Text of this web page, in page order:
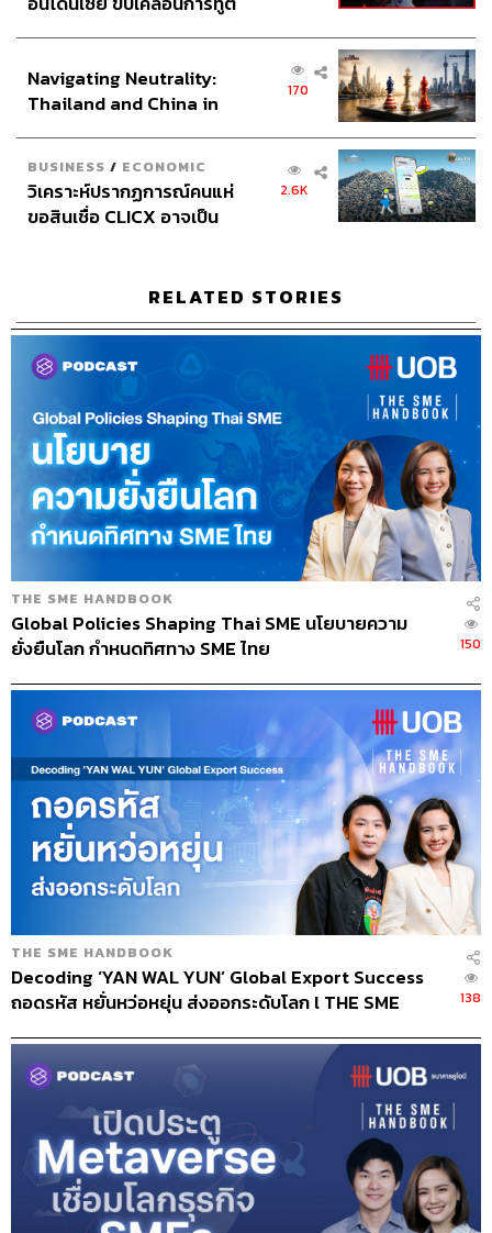
ช่วยให้จัดสต๊อกได้ดีขึ้น ลดของเหลือ ลดต้นทุน และลดเงินที่
ต้องจมไว้ในของที่ขายไม่ออก
นอกจากนั้น การปรับรูปแบบวัตถุดิบ เช่น การซื้อของที่ตัดแต่ง
มาแล้ว หรือชั่งตวงวัตถุดิบสำหรับใช้ต่อจานไว้เลย ก็จะช่วย
ให้บริหารต้นทุนการผลิตได้แม่นยำขึ้น ลดของเสีย เพิ่มความ
สะดวก และควบคุมคุณภาพในแต่ละจานอาหารได้ใกล้เคียง
สุดท้ายคือการทบทวนลำดับความสำคัญว่าสินค้าไหนขายดี
กำไรดี หรือขายแล้วขาดทุนโดยไม่รู้ตัว การมีเวลานั่งทบทวน
ข้อมูลเหล่านี้ ไม่เพียงช่วยให้ร้านเดินหน้าได้อย่างมั่นคง แต่
ยังอาจเป็นจุดเริ่มต้นของการปรับตัวให้กำไรมากขึ้นโดยไม่
ต้องขายเยอะ และช่วยให้เงินไม่ต้องจมในสิ่งที่ไม่จำเป็น
กลยุทธ์บริหารกระแสเงินสดใน
ซัพพลายเชน
หนึ่งในโจทย์ที่ผู้ประกอบการจำนวนมากมองข้าม คือการ
จัดการกระแสเงินสดให้เหมาะสมในแต่ละช่วงของซัพพลาย
เชน โดยเฉพาะธุรกิจขนาดเล็กที่มักจะโฟกัสแค่ยอดขายหรือ
กำไรปลายทาง แต่ลืมว่าสิ่งที่ทำให้ธุรกิจเดินต่อได้จริงๆ คือ
เงินสดในมือ
กลยุทธ์แรกที่ควรมองคือ ‘ความคุ้มค่าในกระบวนการที่กำลัง
ดำเนินอยู่’ เช่น จัดซื้อวัตถุดิบให้เหมาะสมกับปริมาณที่ใช้งาน
จริง ไม่สั่งเผื่อไว้จนเกินความจำเป็น กลายเป็นสต๊อกค้าง
ต้นทุนจม ไม่ก่อให้เกิดรายได้
ถัดมาเมื่อเริ่มมีความสัมพันธ์ที่แน่นแฟ้นกับซัพพลายเออร์
‘การต่อรองเงื่อนไขเครดิต’ ก็อาจเกิดขึ้น เช่น ขอยืดเวลา
ชำระค่าสินค้าเพื่อให้มีเงินสดไว้ใช้หมุนก่อน แต่ทั้งนี้ทั้งนั้น
การยืดชำระก็ต้องอิงจากความยินยอมของทั้งสองฝ่าย เพราะ
ถ้าขอยืดแบบไม่มีเหตุผล หรือฝั่งตรงข้ามไม่พร้อม ก็อาจ
กระทบความสัมพันธ์ระยะยาวได้เช่นกัน
อีกด้านหนึ่งของกระแสเงินสดคือฝั่งรายรับ หากย้อนกลับไปที่
โมเดลเจ๊แมว 1.0 ที่รับเงินสดจากลูกค้าทุกวัน ธุรกิจไม่มีเจ้า
หนี้-ลูกหนี้การค้า ทุกอย่างจบในวันเดียว แต่เมื่อเริ่มเข้าสู่เฟส
เจ๊แมว 2.0 ที่ขยายธุรกิจไปทำอาหารกล่องเดลิเวอรี หรือรับ
ออร์เดอร์แบบ B2B ที่ต้องออกบิลและเก็บเงินปลายเดือน นั่น
หมายถึงการเริ่มมี ‘ลูกหนี้’ ในระบบ แปลว่าแม้สินค้าจะขาย
ได้ แต่เงินสดยังไม่เข้าทันที จึงจำเป็นต้องกลับมาวางแผนด้าน
เครดิตเทอม เช่น ระยะเวลาที่สามารถให้ลูกค้าชำระได้ และ
ความสามารถของตัวเองในการรับภาระเงินสดระหว่างรอ
อินโดนีเซีย
Navigating Neutrality:
Thailand and China in
170
BUSINESS / ECONOMIC
วิเคราะห์ปรากฏการณ์คนแห่
ขอสินเชื่อ CLICX อาจเป็น
2.6K
RELATED STORIES
THE SME HANDBOOK
Global Policies Shaping Thai SME นโยบายความ
ยั่งยืนโลก กำหนดทิศทาง SME ไทย
150
THE SME HANDBOOK
Decoding ‘YAN WAL YUN’ Global Export Success
ถอดรหัส หยั่นหว่อหยุ่น ส่งออกระดับโลก l THE SME
138